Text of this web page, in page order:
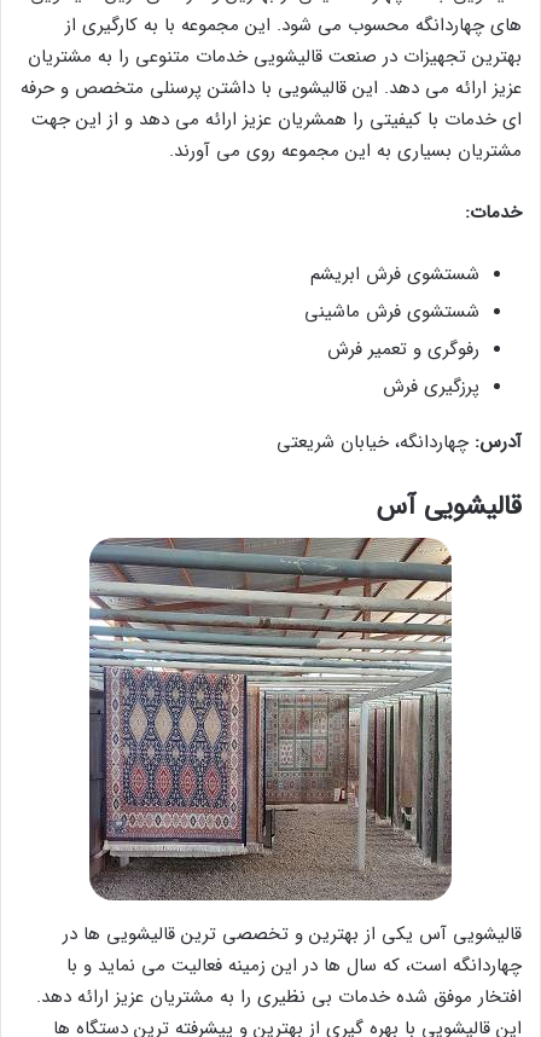
های چهاردانگه محسوب می شود. این مجموعه با به کارگیری از
بهترین تجهیزات در صنعت قالیشویی خدمات متنوعی را به مشتریان
عزیز ارائه می دهد. این قالیشویی با داشتن پرسنلی متخصص و حرفه
ای خدمات با کیفیتی را همشریان عزیز ارائه می دهد و از این جهت
مشتریان بسیاری به این مجموعه روی می آورند.
خدمات:
شستشوی فرش ابریشم
شستشوی فرش ماشینی
رفوگری و تعمیر فرش
پرزگیری فرش
آدرس: چهاردانگه، خیابان شریعتی
قالیشویی آس
قالیشویی آس یکی از بهترین و تخصصی ترین قالیشویی ها در
چهاردانگه است، که سال ها در این زمینه فعالیت می نماید و با
افتخار موفق شده خدمات بی نظیری را به مشتریان عزیز ارائه دهد.
این قالیشویی با بهره گیری از بهترین و پیشرفته ترین دستگاه ها